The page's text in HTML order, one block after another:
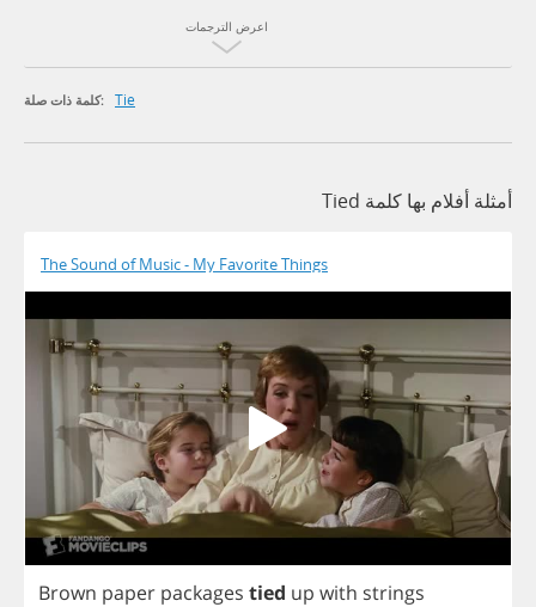
اعرض الترجمات
كلمة ذات صلة: Tie
أمثلة أفلام بها كلمة Tied
The Sound of Music - My Favorite Things
Brown paper packages tied up with strings